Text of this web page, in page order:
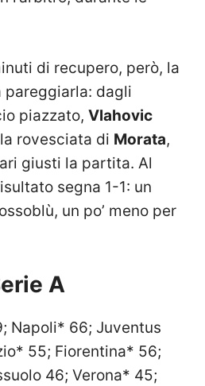
di recupero, però, la
pareggiarla: dagli
piazzato, Vlahovic
rovesciata di Morata,
giusti la partita. Al
segna 1-1: un
un po’ meno per
A
Napoli* 66; Juventus
55; Fiorentina* 56;
46; Verona* 45;